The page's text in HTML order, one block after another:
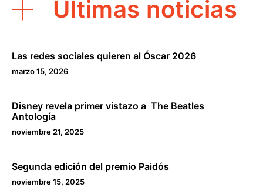
Últimas noticias
Las redes sociales quieren al Óscar 2026
marzo 15, 2026
Disney revela primer vistazo a The Beatles
Antología
noviembre 21, 2025
Segunda edición del premio Paidós
noviembre 15, 2025